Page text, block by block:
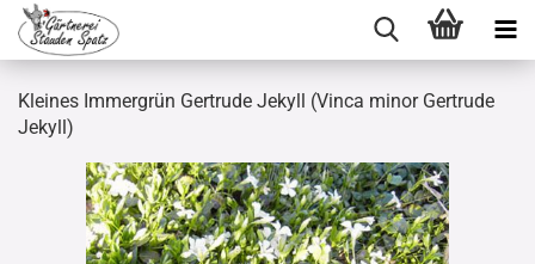
Kleines Immergrün Gertrude Jekyll (Vinca minor Gertrude
Jekyll)